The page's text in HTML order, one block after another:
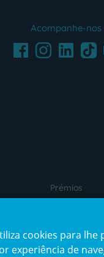
Acompanhe-nos
FacebookInstagramLinkedInTikTok
Prémios
cookies para
experiência de